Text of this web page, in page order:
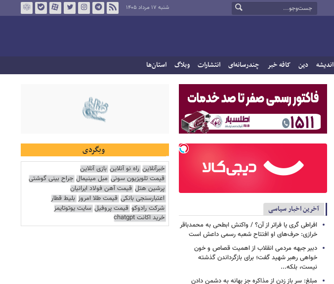
شنبه ۱۷ مرداد ۱۴۰۵
اندیشه دین کافه خبر چندرسانه‌ای انتشارات وبلاگ استان‌ها
آخرین اخبار سیاسی
افراطی گری یا فراتر از آن؟ / واکنش ابطحی به محمدباقر
خرازی: حرف‌های او افتتاح شعبه رسمی داعش است
دبیر جبهه مردمی انقلاب از اهمیت قصاص و خون
خواهی رهبر شهید گفت؛ برای بازگرداندن گذشته
نیست، بلکه...
مبلغ: سر باز زدن از مذاکره‌ جز بهانه به دشمن دادن
وبگردی
خبرآنلاین راه نو آنلاین بازی آنلاین
قیمت تلویزیون سونی مبل مینیمال جراح بینی گوشتی
پرشین هتل قیمت آهن فولاد ایرانیان
اعتبارسنجی بانکی قیمت طلا امروز بلیط قطار
شرکت رادوکو قیمت پروفیل سایت یوتوتایمز
خرید اکانت chatgpt